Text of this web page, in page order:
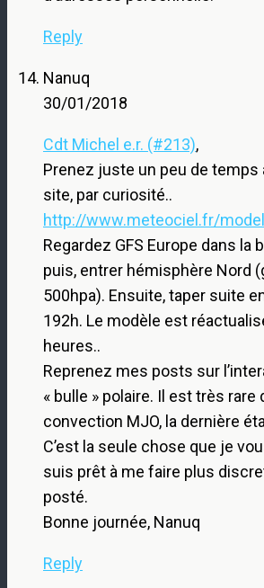
Reply
Nanuq
30/01/2018
Cdt Michel e.r. (#213),
Prenez juste un peu de temps
site, par curiosité..
http://www.meteociel.fr/
Regardez GFS Europe dans la
puis, entrer hémisphère Nord
500hpa). Ensuite, taper suite
192h. Le modèle est
heures..
Reprenez mes posts sur
« bulle » polaire. Il est très rare
convection MJO, la dernière
C’est la seule chose que je
suis prêt à me faire plus
posté.
Bonne journée, Nanuq
Reply